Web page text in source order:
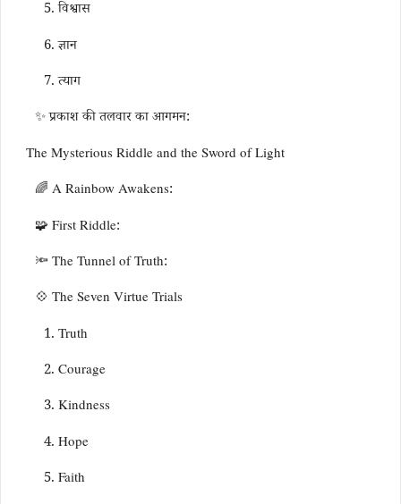
5. विश्वास
6. ज्ञान
7. त्याग
✨ प्रकाश की तलवार का आगमन:
The Mysterious Riddle and the Sword of Light
🌈 A Rainbow Awakens:
🧩 First Riddle:
🔦 The Tunnel of Truth:
💠 The Seven Virtue Trials
1. Truth
2. Courage
3. Kindness
4. Hope
5. Faith